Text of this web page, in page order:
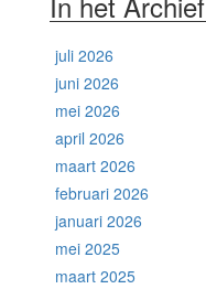
juli 2026
juni 2026
mei 2026
april 2026
maart 2026
februari 2026
januari 2026
mei 2025
maart 2025